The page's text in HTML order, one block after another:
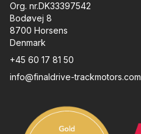
Org. nr.DK33397542
Bodøvej 8
8700 Horsens
Denmark
+45 60 17 81 50
info@finaldrive-trackmotors.com